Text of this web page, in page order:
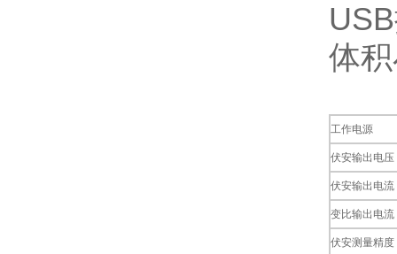
体
工作电源
伏安输出电压
伏安输出电流
变比输出电流
伏安测量精度